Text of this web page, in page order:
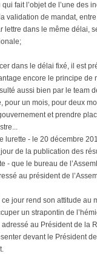
qui fait l’objet de l’une
validation de mandat,
lettre dans le même délai,
dans le délai fixé, il est
encore le principe de
aussi bien par le team
pour un mois, pour deux
et prendre
lurette - le 20 décembre
de la publication des
- que le bureau de
au président de
ce jour rend son attitude au
un strapontin de
au Président de la
devant le Président